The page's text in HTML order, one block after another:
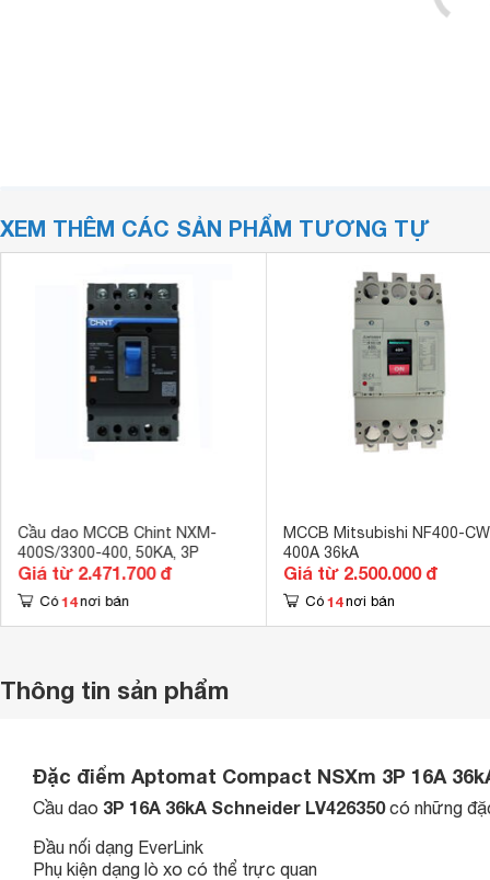
XEM THÊM CÁC SẢN PHẨM TƯƠNG TỰ
Cầu dao MCCB Chint NXM-
400S/3300-400, 50KA, 3P
Giá từ 2.471.700 đ
Có 14 nơi bán
MCCB Mitsubishi NF400-
400A 36kA
Giá từ 2.500.000 đ
Có 14 nơi bán
Thông tin sản phẩm
Đặc điểm Aptomat Compact NSXm 3P 16A
Cầu dao 3P 16A 36kA Schneider LV426350có những
Đầu nối dạng EverLink
Phụ kiện dạng lò xo có thể trực quan